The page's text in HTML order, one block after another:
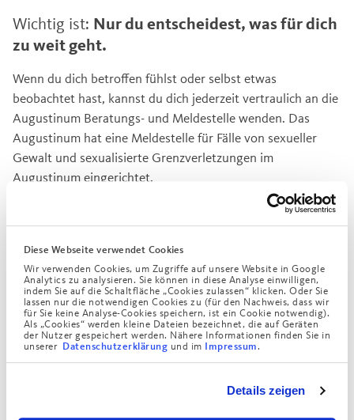
Diese Webseite verwendet Cookies
Wir verwenden Cookies, um Zugriffe auf unsere Website in Google
Analytics zu analysieren. Sie können in diese Analyse einwilligen,
indem Sie auf die Schaltfläche „Cookies zulassen“ klicken. Oder Sie
lassen nur die notwendigen Cookies zu (für den Nachweis, dass wir
für Sie keine Analyse-Cookies speichern, ist ein Cookie notwendig).
Als „Cookies“ werden kleine Dateien bezeichnet, die auf Geräten
der Nutzer gespeichert werden. Nähere Informationen finden Sie in
unserer Datenschutzerklärung und im Impressum.
Details zeigen
Wichtig ist: Nur du entscheidest, was für dich
zu weit geht.
Wenn du dich betroffen fühlst oder selbst etwas
beobachtet hast, kannst du dich jederzeit vertraulich an die
Augustinum Beratungs- und Meldestelle wenden. Das
Augustinum hat eine Meldestelle für Fälle von sexueller
Gewalt und sexualisierte Grenzverletzungen im
Augustinum eingerichtet.
Sexuelle Grenzverletzungen sind Verhaltensweisen, die die
körperlichen, psychischen oder Schamgrenzen anderer
überschreiten, ohne bereits einen sexuellen Übergriff oder
strafrechtlich relevante Formen sexualisierter Gewalt
darzustellen. Grenzverletzungen werden meist
unabsichtlich verübt, können subjektiv aber als sehr
unangenehm erlebt werden. Sexualisierte Gewalt beginnt
bei sexuellen Übergriffen.